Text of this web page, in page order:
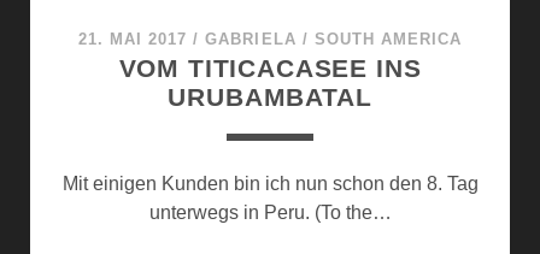
21. MAI 2017 /GABRIELA / SOUTH AMERICA
VOM TITICACASEE INS
URUBAMBATAL
Mit einigen Kunden bin ich nun schon den 8. Tag
unterwegs in Peru. (To the…